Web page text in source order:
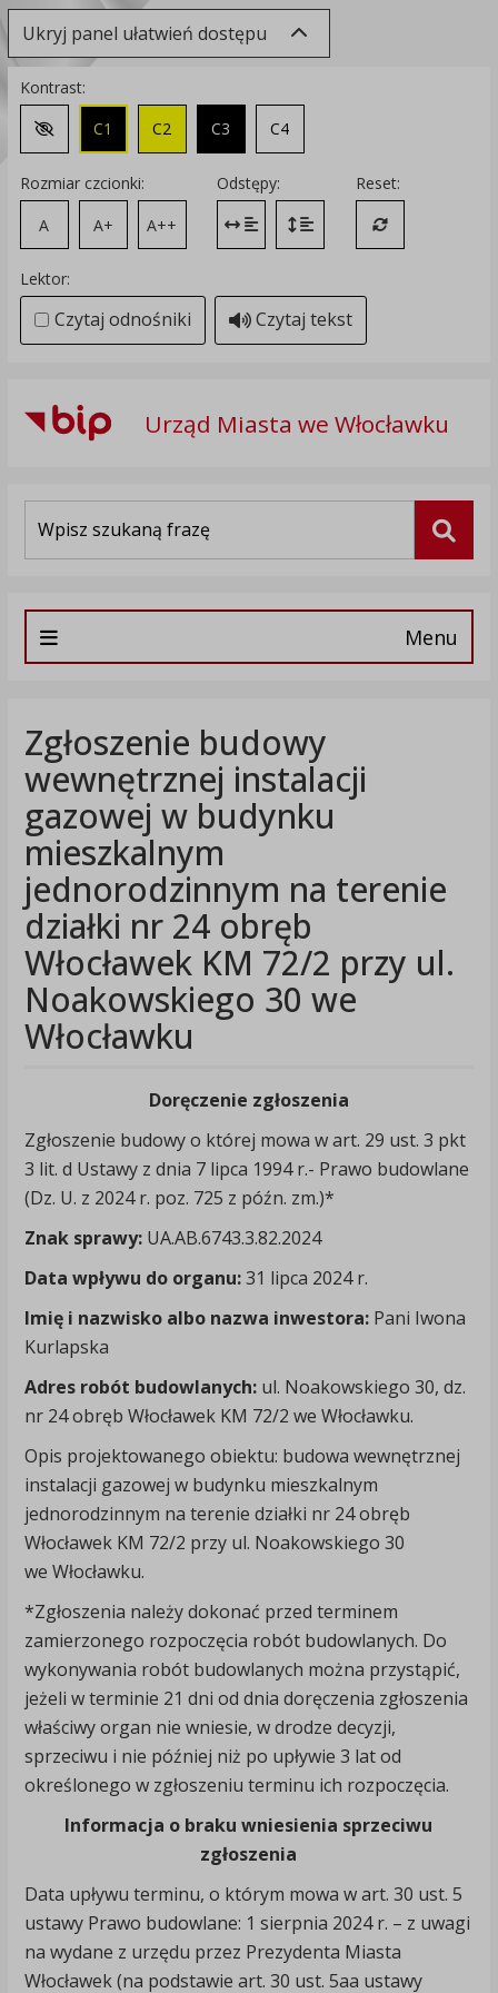
Ukryj panel ułatwień dostępu
Kontrast:
Zmień kontrast na domyślny
C1 C2 C3 C4
Rozmiar czcionki:
A
A+ A++
Odstępy:
Zmień odstęp między literami
Zmień interlinię i margines
Reset:
Przywróć
Lektor:
Czytaj odnośniki Czytaj tekst
Urząd Miasta we Włocławku
Menu
Zgłoszenie budowy
wewnętrznej instalacji
gazowej w budynku
mieszkalnym
jednorodzinnym na terenie
działki nr 24 obręb
Włocławek KM 72/2 przy ul.
Noakowskiego 30 we
Włocławku
Doręczenie zgłoszenia
Zgłoszenie budowy o której mowa w art. 29 ust. 3 pkt
3 lit. d Ustawy z dnia 7 lipca 1994 r.- Prawo budowlane
(Dz. U. z 2024 r. poz. 725 z późn. zm.)*
Znak sprawy:UA.AB.6743.3.82.2024
Data wpływu do organu:31 lipca 2024 r.
Imię i nazwisko albo nazwa inwestora:Pani Iwona
Kurlapska
Adres robót budowlanych: ul. Noakowskiego 30, dz.
nr 24 obręb Włocławek KM 72/2 we Włocławku.
Opis projektowanego obiektu: budowa wewnętrznej
instalacji gazowej w budynku mieszkalnym
jednorodzinnym na terenie działki nr 24 obręb
Włocławek KM 72/2 przy ul. Noakowskiego 30
we Włocławku.
*Zgłoszenia należy dokonać przed terminem
zamierzonego rozpoczęcia robót budowlanych. Do
wykonywania robót budowlanych można przystąpić,
jeżeli w terminie 21 dni od dnia doręczenia zgłoszenia
właściwy organ nie wniesie, w drodze decyzji,
sprzeciwu i nie później niż po upływie 3 lat od
określonego w zgłoszeniu terminu ich rozpoczęcia.
Informacja o braku wniesienia sprzeciwu
zgłoszenia
Data upływu terminu, o którym mowa w art. 30 ust. 5
ustawy Prawo budowlane: 1 sierpnia 2024 r. – z uwagi
na wydane z urzędu przez Prezydenta Miasta
Włocławek (na podstawie art. 30 ust. 5aa ustawy